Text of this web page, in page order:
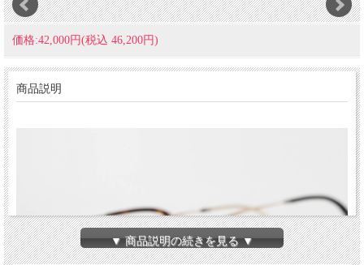
価格:42,000円(税込 46,200円)
商品説明
▼ 商品説明の続きを見る ▼